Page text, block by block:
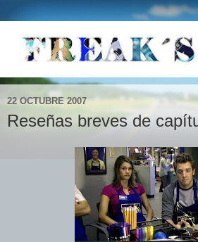
22 OCTUBRE 2007
Reseñas breves de